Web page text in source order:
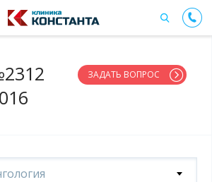
ЗАДАТЬ ВОПРОС